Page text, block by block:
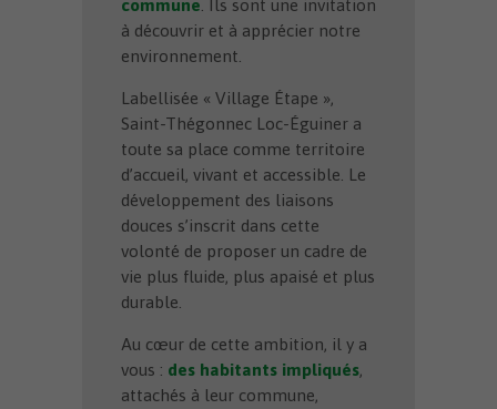
commune . Ils sont une invitation
à découvrir et à apprécier notre
environnement.
Labellisée « Village Étape »,
Saint-Thégonnec Loc-Éguiner a
toute sa place comme territoire
d’accueil, vivant et accessible. Le
développement des liaisons
douces s’inscrit dans cette
volonté de proposer un cadre de
vie plus fluide, plus apaisé et plus
durable.
Au cœur de cette ambition, il y a
vous : des habitants impliqués,
attachés à leur commune,